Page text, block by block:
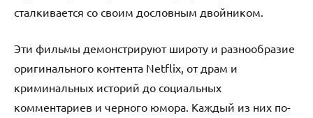
сталкивается со своим дословным двойником.
Эти фильмы демонстрируют широту и разнообразие
оригинального контента Netflix, от драм и
криминальных историй до социальных
комментариев и черного юмора. Каждый из них по-